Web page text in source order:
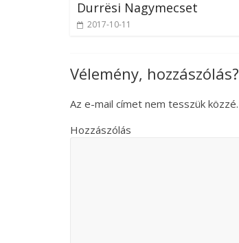
Durrësi Nagymecset
2017-10-11
Vélemény, hozzászólás?
Az e-mail címet nem tesszük közzé.
Hozzászólás